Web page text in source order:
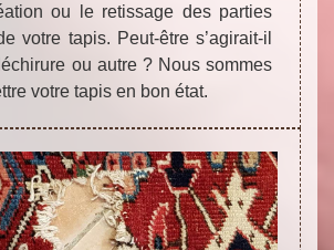
ou le retissage des parties
votre tapis. Peut-être s’agirait-il
ou autre ? Nous sommes
votre tapis en bon état.